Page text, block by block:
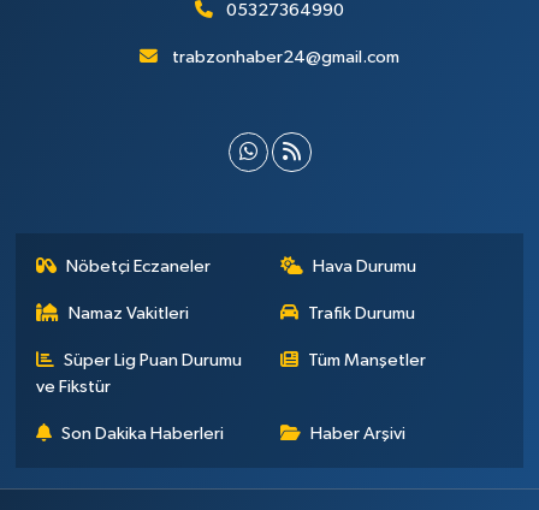
05327364990
trabzonhaber24@gmail.com
Nöbetçi Eczaneler Hava Durumu
Namaz Vakitleri Trafik Durumu
Süper Lig Puan Durumu
ve Fikstür
Tüm Manşetler
Son Dakika Haberleri Haber Arşivi